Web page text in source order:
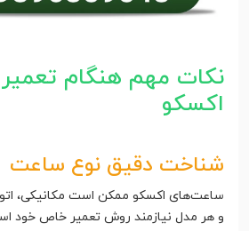
نکات مهم هنگام
اکسکو
شناخت دقیق نوع ساعت
ساعت‌های اکسکو ممکن است مکانیکی،
و هر مدل نیازمند روش تعمیر خاص خود